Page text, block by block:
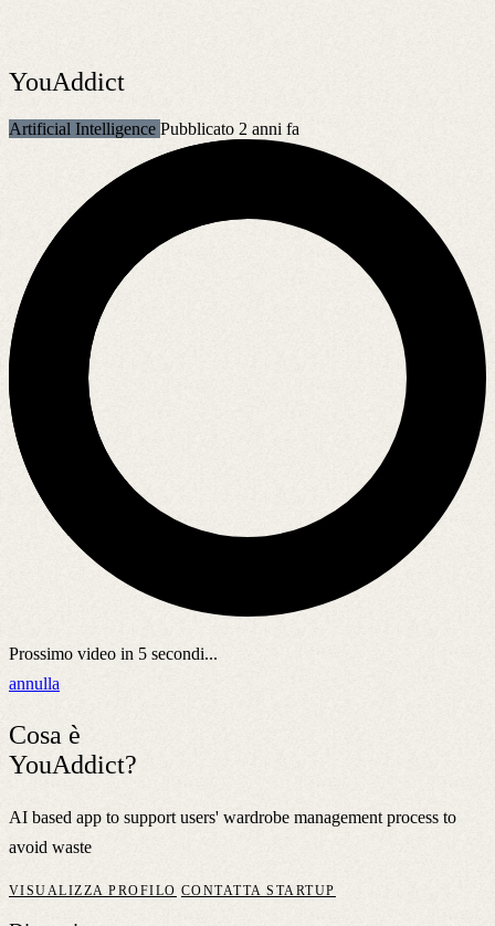
YouAddict
Artificial Intelligence Pubblicato 2 anni fa
Prossimo video in 5 secondi...
annulla
Cosa è
YouAddict?
AI based app to support users' wardrobe management process to
avoid waste
VISUALIZZA PROFILO CONTATTA STARTUP